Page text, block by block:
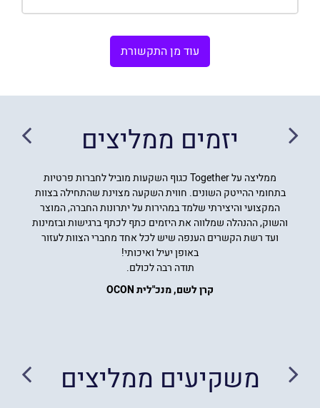
עוד מן התקשורת
יזמים ממליצים
ממליצה על Together כגוף השקעות מוביל לחברות פרטיות
בתחומי ההייטק השונים. חווית השקעה מצוינת שהתחילה בצוות
המקצועי והיצירתי שלמד במהירות על יתרונות החברה, המוצר
והשוק, ההנהלה שמלווה את היזמים כתף לכתף ברגישות ובזמינות
ועד רשת הקשרים הענפה שיש לכל אחד מחברי הצוות לעזור
באופן יעיל ואיכותי!
תודה רבה לכולם.
קרן לשם, מנכ"לית OCON
משקיעים ממליצים